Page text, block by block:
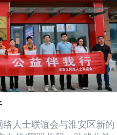
人士联谊会与淮安区新的